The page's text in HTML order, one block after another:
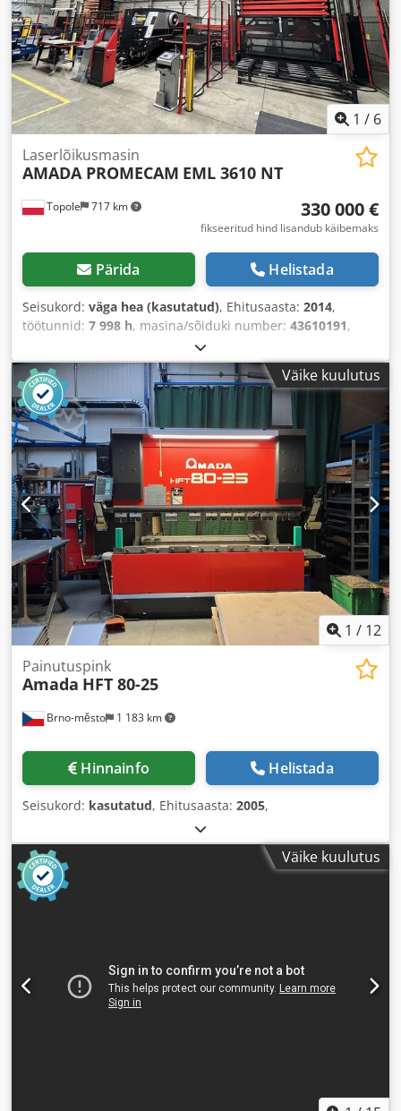
1 / 6
Topole 717 km
Laserlõikusmasin
AMADA PROMECAM EML 3610 NT
330 000 €
fikseeritud hind lisandub käibemaks
Pärida Helistada
Seisukord: väga hea (kasutatud), Ehitusaasta: 2014,
töötunnid: 7 998 h, masina/sõiduki number: 43610191,
alumiiniumlehe paksus (max.):
Väike kuulutus
1 / 12
Brno-město 1 183 km
Painutuspink
Amada HFT 80-25
Hinnainfo Helistada
Seisukord: kasutatud, Ehitusaasta: 2005,
Väike kuulutus